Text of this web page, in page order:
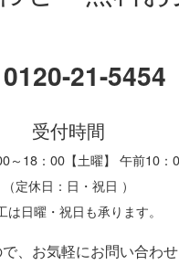
0120-21-5454
受付時間
～18：00【土曜】 午前10
（定休日：日・祝日 ）
は日曜・祝日も承ります。
、お気軽にお問い合わせ